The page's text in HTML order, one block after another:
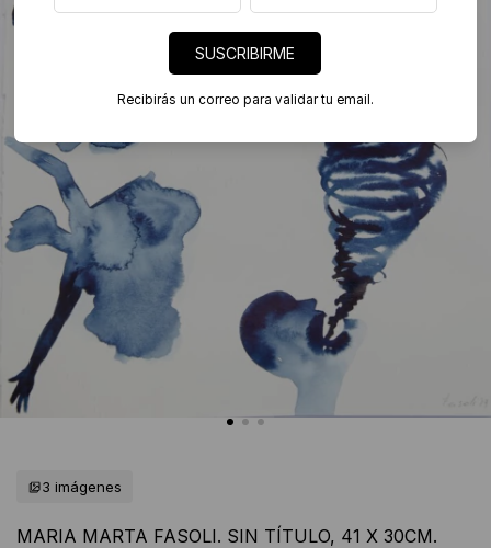
3 imágenes
MARIA MARTA FASOLI. SIN TÍTULO, 41 X 30CM.
SUSCRIBIRME
Recibirás un correo para validar tu email.